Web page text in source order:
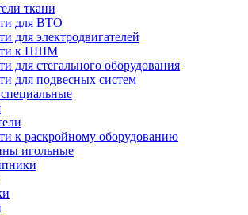
ткани
для ВТО
для электродвигателей
к ПШМ
для стегального оборудования
для подвесных систем
к раскройному оборудованию
игольные